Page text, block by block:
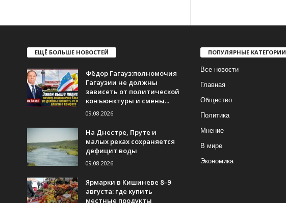
ЕЩЁ БОЛЬШЕ НОВОСТЕЙ
Фёдор Гагауз:полномочия
Гагаузии не должны
зависеть от политической
конъюнктуры и смены...
09.08.2026
На Днестре, Пруте и
малых реках сохраняется
дефицит воды
09.08.2026
Ярмарки в Кишиневе 8–9
августа: где купить
местные продукты
ПОПУЛЯРНЫЕ КАТЕГОРИИ
Все новости
Главная
Общество
Политика
Мнение
В мире
Экономика